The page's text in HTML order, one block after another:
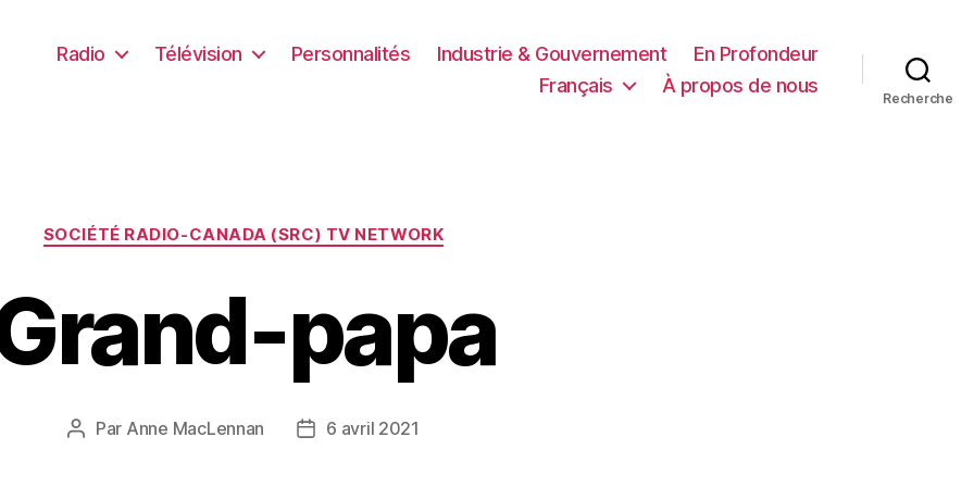
Radio Télévision Personnalités Industrie & Gouvernement
En Profondeur
Français
À propos de nous
Recherche
Catégories
SOCIÉTÉ RADIO-CANADA (SRC) TV NETWORK
papa
Auteur
Par Anne MacLennan
Date6 avril 2021